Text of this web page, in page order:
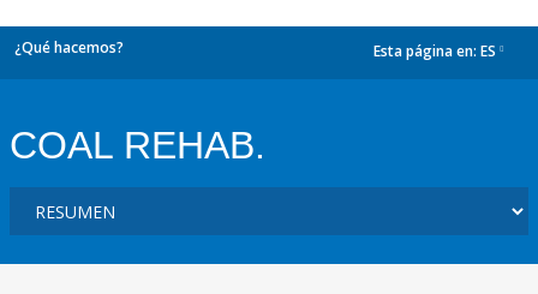
¿Qué hacemos? Esta página en: ES
COAL REHAB.